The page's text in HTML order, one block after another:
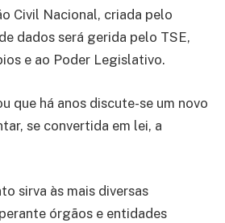
Civil Nacional, criada pelo
dados será gerida pelo TSE,
e ao Poder Legislativo.
que há anos discute-se um novo
se convertida em lei, a
sirva às mais diversas
órgãos e entidades